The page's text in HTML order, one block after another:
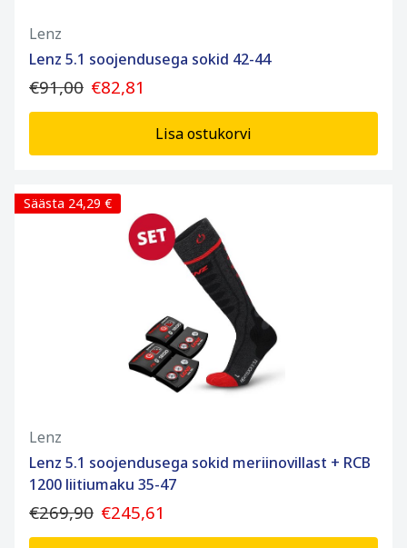
Lenz
Lenz 5.1 soojendusega sokid 42-44
€91,00 €82,81
Lisa ostukorvi
Säästa 24,29 €
Lenz
Lenz 5.1 soojendusega sokid meriinovillast + RCB
1200 liitiumaku 35-47
€269,90 €245,61